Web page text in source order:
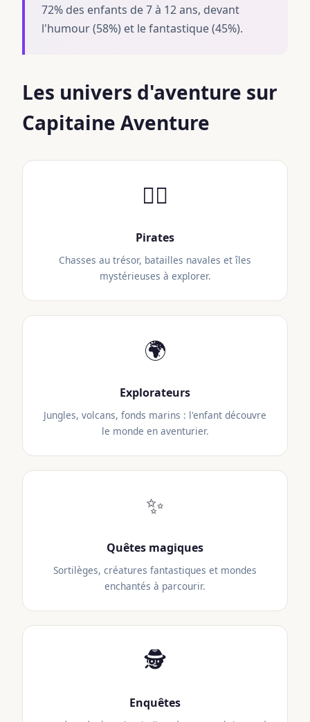
72% des enfants de 7 à 12 ans, devant
l'humour (58%) et le fantastique (45%).
Les univers d'aventure sur
Capitaine Aventure
🏴‍☠️
Pirates
Chasses au trésor, batailles navales et îles
mystérieuses à explorer.
🌍
Explorateurs
Jungles, volcans, fonds marins : l'enfant découvre
le monde en aventurier.
✨
Quêtes magiques
Sortilèges, créatures fantastiques et mondes
enchantés à parcourir.
🕵️
Enquêtes